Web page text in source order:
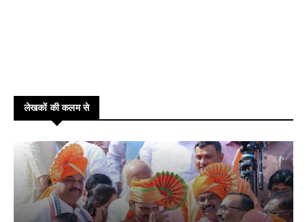
लेखकों की कलम से